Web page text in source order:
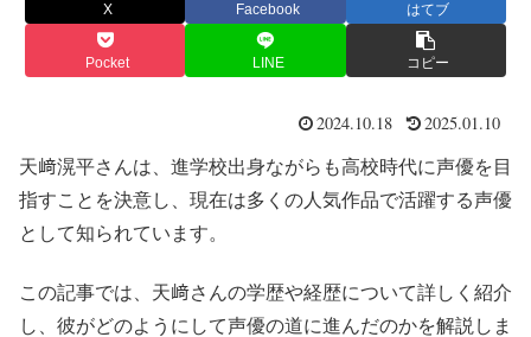
X Facebook はてブ
Pocket LINE コピー
2024.10.18 2025.01.10
天﨑滉平さんは、進学校出身ながらも高校時代に声優を目
指すことを決意し、現在は多くの人気作品で活躍する声優
として知られています。
この記事では、天﨑さんの学歴や経歴について詳しく紹介
し、彼がどのようにして声優の道に進んだのかを解説しま